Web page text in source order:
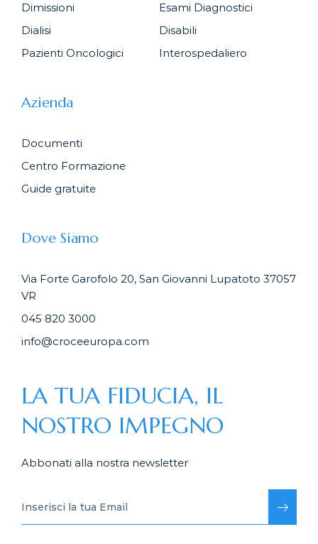
Dimissioni
Esami Diagnostici
Dialisi
Disabili
Pazienti Oncologici
Interospedaliero
Azienda
Documenti
Centro Formazione
Guide gratuite
Dove Siamo
Via Forte Garofolo 20, San Giovanni Lupatoto 37057
VR
045 820 3000
info@croceeuropa.com
LA TUA FIDUCIA, IL
NOSTRO IMPEGNO
Abbonati alla nostra newsletter